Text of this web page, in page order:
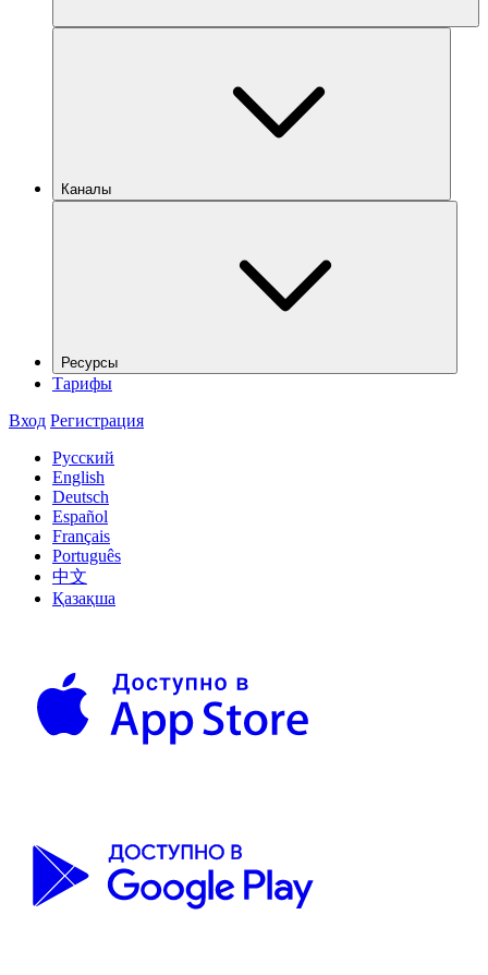
Каналы
Ресурсы
Тарифы
Вход Регистрация
Русский
English
Deutsch
Español
Français
Português
中文
Қазақша